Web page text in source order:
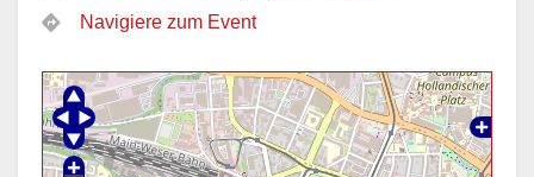
Navigiere zum Event